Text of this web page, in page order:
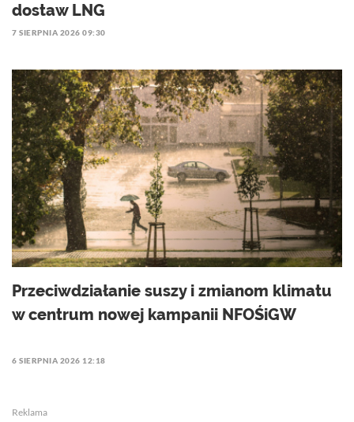
dostaw LNG
7 SIERPNIA 2026 09:30
Przeciwdziałanie suszy i zmianom klimatu
w centrum nowej kampanii NFOŚiGW
6 SIERPNIA 2026 12:18
Reklama